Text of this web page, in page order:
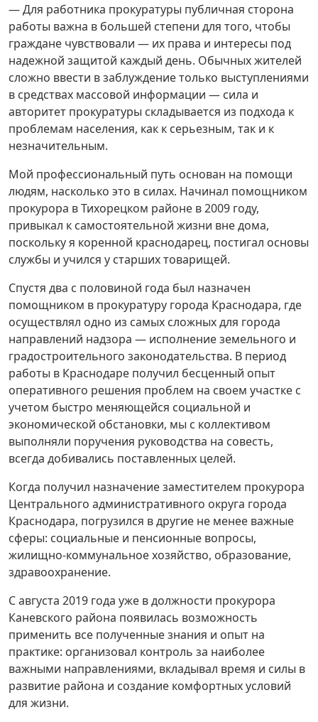
— Для работника прокуратуры публичная сторона
работы важна в большей степени для того, чтобы
граждане чувствовали — их права и интересы под
надежной защитой каждый день. Обычных жителей
сложно ввести в заблуждение только выступлениями
в средствах массовой информации — сила и
авторитет прокуратуры складывается из подхода к
проблемам населения, как к серьезным, так и к
незначительным.
Мой профессиональный путь основан на помощи
людям, насколько это в силах. Начинал помощником
прокурора в Тихорецком районе в 2009 году,
привыкал к самостоятельной жизни вне дома,
поскольку я коренной краснодарец, постигал основы
службы и учился у старших товарищей.
Спустя два с половиной года был назначен
помощником в прокуратуру города Краснодара, где
осуществлял одно из самых сложных для города
направлений надзора — исполнение земельного и
градостроительного законодательства. В период
работы в Краснодаре получил бесценный опыт
оперативного решения проблем на своем участке с
учетом быстро меняющейся социальной и
экономической обстановки, мы с коллективом
выполняли поручения руководства на совесть,
всегда добивались поставленных целей.
Когда получил назначение заместителем прокурора
Центрального административного округа города
Краснодара, погрузился в другие не менее важные
сферы: социальные и пенсионные вопросы,
жилищно-коммунальное хозяйство, образование,
здравоохранение.
С августа 2019 года уже в должности прокурора
Каневского района появилась возможность
применить все полученные знания и опыт на
практике: организовал контроль за наиболее
важными направлениями, вкладывал время и силы в
развитие района и создание комфортных условий
для жизни.